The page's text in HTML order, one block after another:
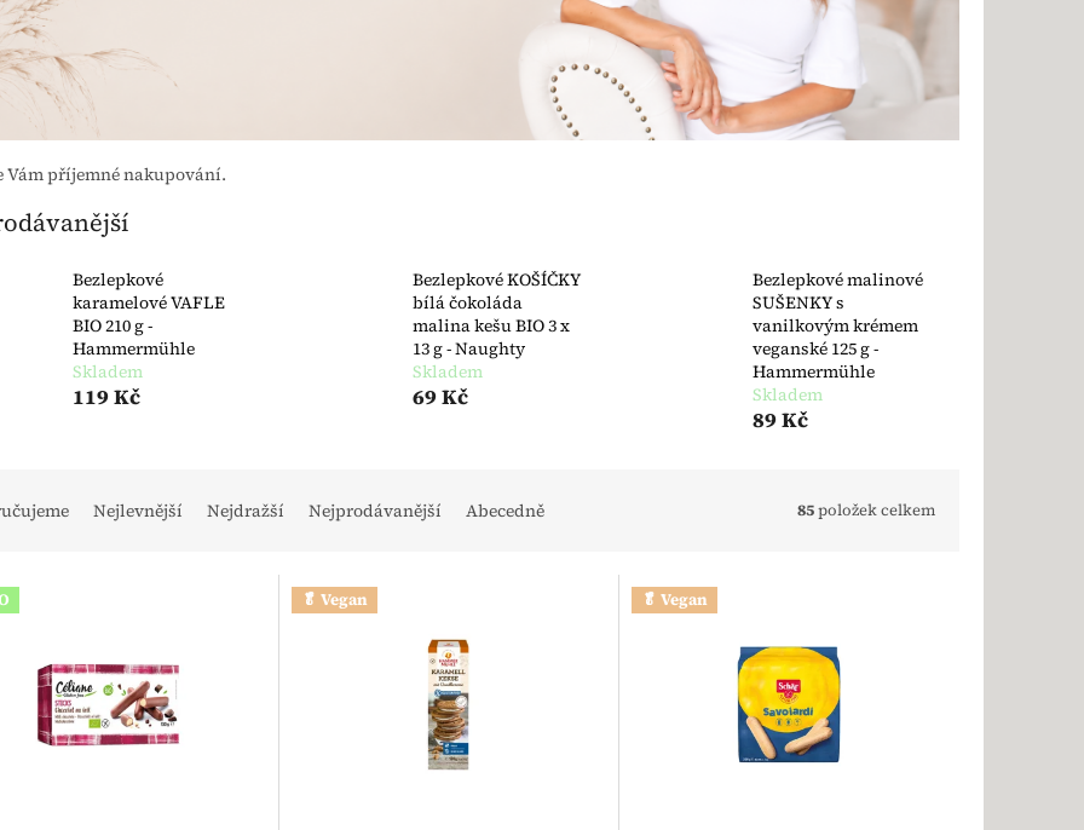
Vám příjemné nakupování.
Bezlepkové
karamelové VAFLE
BIO 210 g -
Hammermühle
Skladem
119 Kč
Bezlepkové KOŠÍČKY
bílá čokoláda
malina kešu BIO 3 x
13 g - Naughty
Skladem
69 Kč
Bezlepkové malinové
SUŠENKY s
vanilkovým krémem
veganské 125 g -
Hammermühle
Skladem
89 Kč
Nejlevnější Nejdražší Nejprodávanější Abecedně 85položek celkem
produktů 🥬 Vegan 🥬 Vegan